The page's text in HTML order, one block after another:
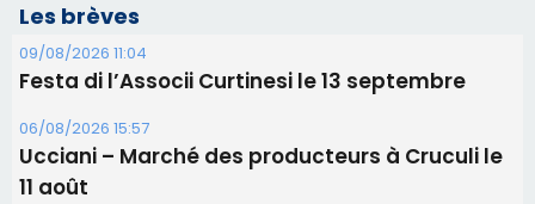
Les brèves
09/08/2026 11:04
Festa di l’Associi Curtinesi le 13 septembre
06/08/2026 15:57
Ucciani – Marché des producteurs à Cruculi le
11 août